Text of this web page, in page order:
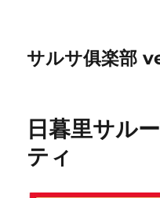
サルサ俱楽部
日暮里サル
ティ